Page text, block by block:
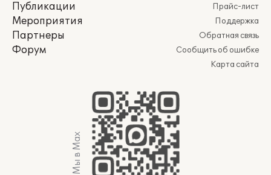
Публикации
Мероприятия
Партнеры
Форум
Прайс-лист
Поддержка
Обратная связь
Сообщить об ошибке
Карта сайта
Мы в Max